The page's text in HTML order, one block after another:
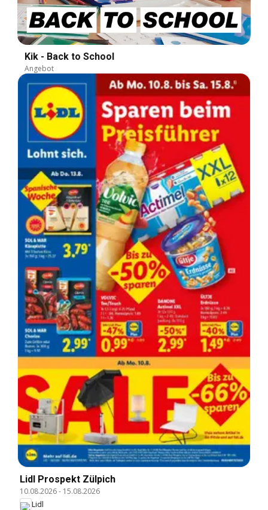
Kik - Back to School
Angebot
Lidl Prospekt Zülpich
10.08.2026- 15.08.2026
Lidl